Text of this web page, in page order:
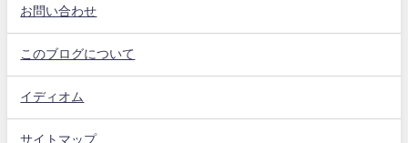
お問い合わせ
このブログについて
イディオム
サイトマップ